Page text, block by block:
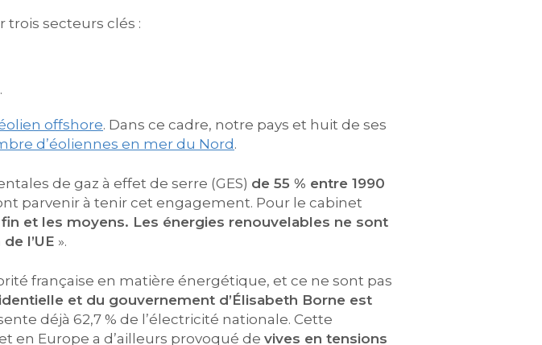
trois secteurs clés :
offshore. Dans ce cadre, notre pays et huit de ses
d’éoliennes en mer du Nord.
de gaz à effet de serre (GES) de 55 % entre 1990
parvenir à tenir cet engagement. Pour le cabinet
et les moyens. Les énergies renouvelables ne sont
l’UE ».
française en matière énergétique, et ce ne sont pas
et du gouvernement d’Élisabeth Borne est
déjà 62,7 % de l’électricité nationale. Cette
en Europe a d’ailleurs provoqué de vives en tensions